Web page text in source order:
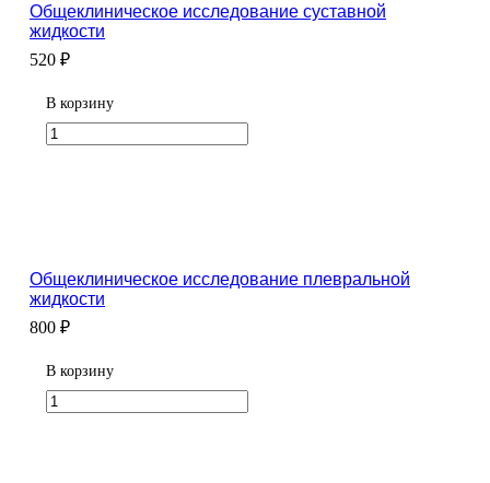
Общеклиническое исследование суставной
жидкости
520 ₽
В корзину
Общеклиническое исследование плевральной
жидкости
800 ₽
В корзину